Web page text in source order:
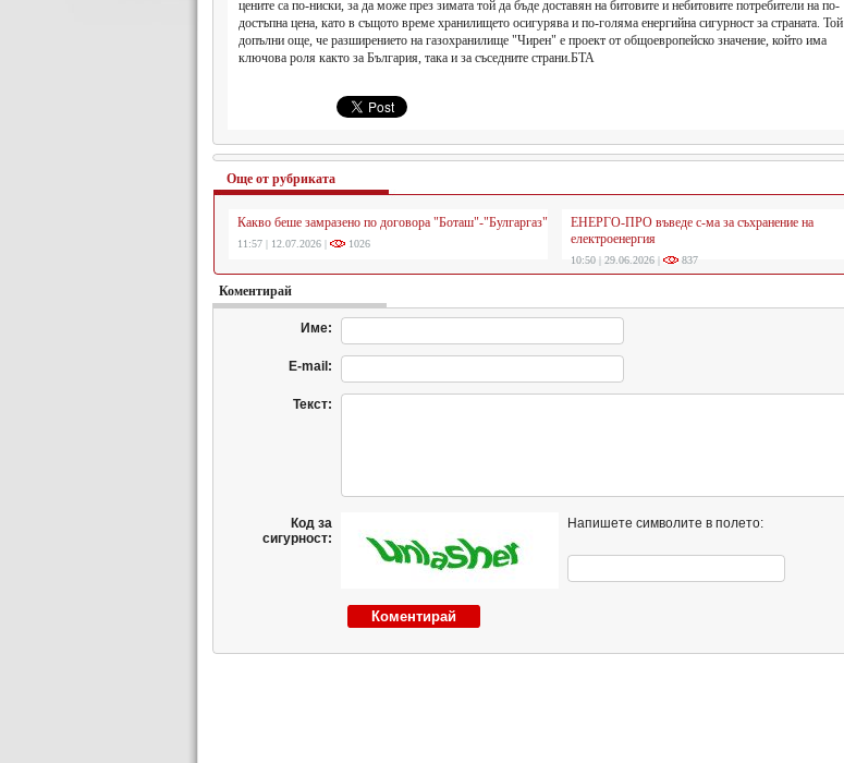
цените са по-ниски, за да може през зимата той да бъде доставян на битовите и небитовите потребители на по-
достъпна цена, като в същото време хранилището осигурява и по-голяма енергийна сигурност за страната. Той
допълни още, че разширението на газохранилище "Чирен" е проект от общоевропейско значение, който има
ключова роля както за България, така и за съседните страни.БТА
Още от рубриката
Какво беше замразено по договора "Боташ"-"Булгаргаз"
11:57 | 12.07.2026 | 1026
ЕНЕРГО-ПРО въведе с-ма за съхранение на
електроенергия
10:50 | 29.06.2026 | 837
Коментирай
Име:
E-mail:
Текст:
Код за
сигурност:
Напишете символите в полето: